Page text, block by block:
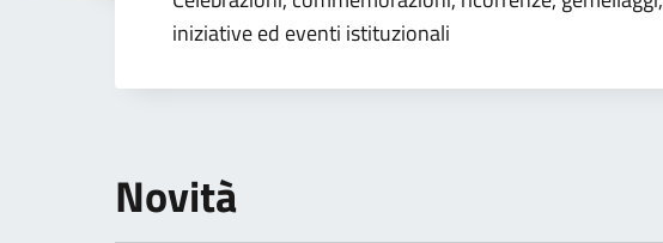
iniziative ed eventi istituzionali
Novità